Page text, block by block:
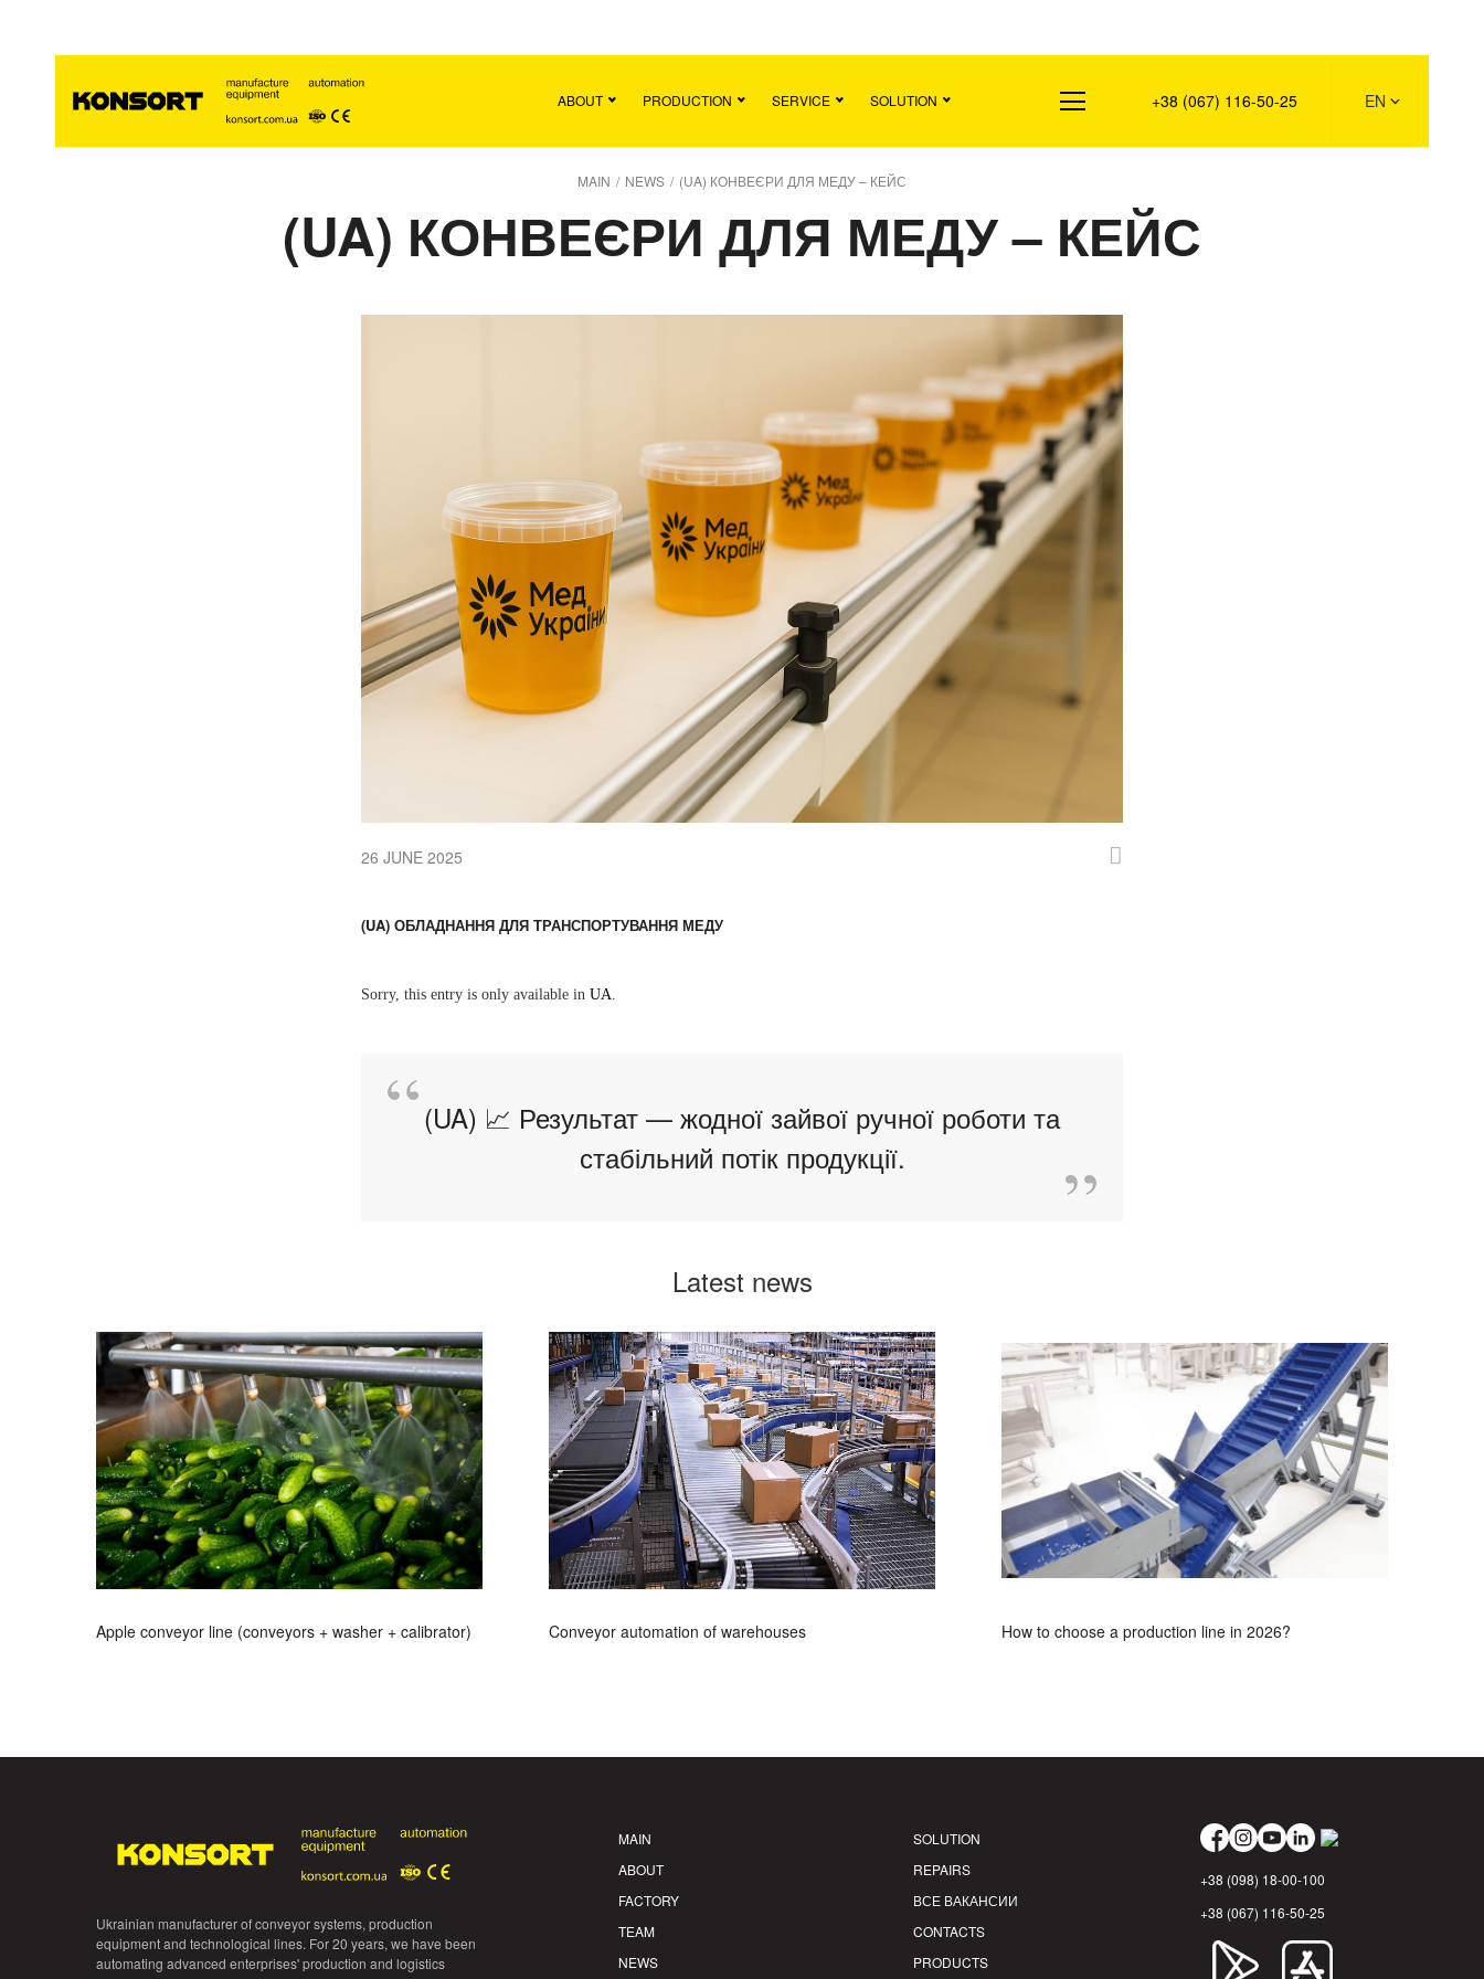
ABOUT PRODUCTION SERVICE SOLUTION +38 (067) 116-50-25 EN
MAIN / NEWS / (UA) КОНВЕЄРИ ДЛЯ МЕДУ – КЕЙС
(UA) КОНВЕЄРИ ДЛЯ МЕДУ – КЕЙС
26 JUNE 2025
(UA) ОБЛАДНАННЯ ДЛЯ ТРАНСПОРТУВАННЯ МЕДУ
Sorry, this entry is only available in UA
(UA) 📈 Результат — жодної зайвої ручної роботи та
стабільний потік продукції.
Latest news
Apple conveyor line (conveyors + washer + calibrator) Conveyor automation of warehouses How to choose a production line in 2026?
Ukrainian manufacturer of conveyor systems, production
equipment and technological lines. For 20 years, we have been
automating advanced enterprises' production and logistics
MAIN
ABOUT
FACTORY
TEAM
NEWS
SOLUTION
REPAIRS
ВСЕ ВАКАНСИИ
CONTACTS
PRODUCTS
+38 (098) 18-00-100
+38 (067) 116-50-25